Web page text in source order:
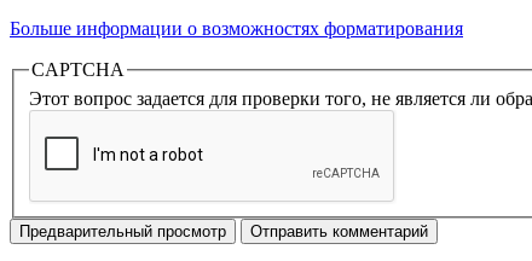
Больше информации о возможностях форматирования
CAPTCHA
Этот вопрос задается для проверки того, не является ли